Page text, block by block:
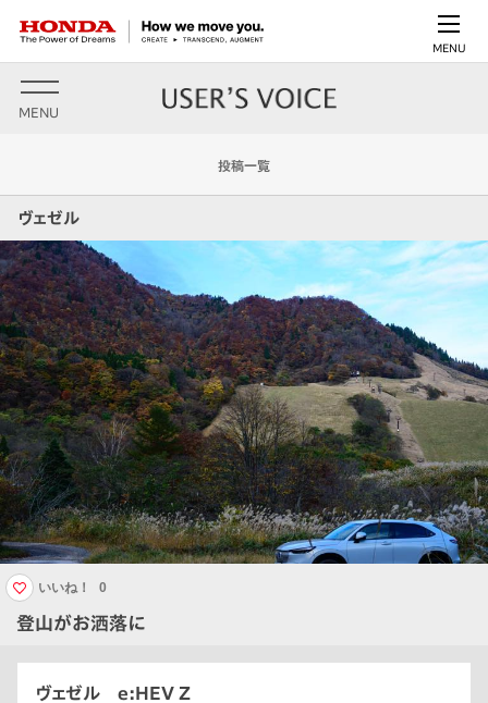
MENU
MENU
投稿一覧
ヴェゼル
登山がお洒落に
いいね！ 0
ヴェゼル e:HEV Z